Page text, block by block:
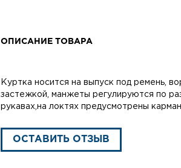
ОПИСАНИЕ ТОВАРА
Куртка носится на выпуск под ремень,
застежкой, манжеты регулируются по
рукавах,на локтях предусмотрены
ОСТАВИТЬ ОТЗЫВ